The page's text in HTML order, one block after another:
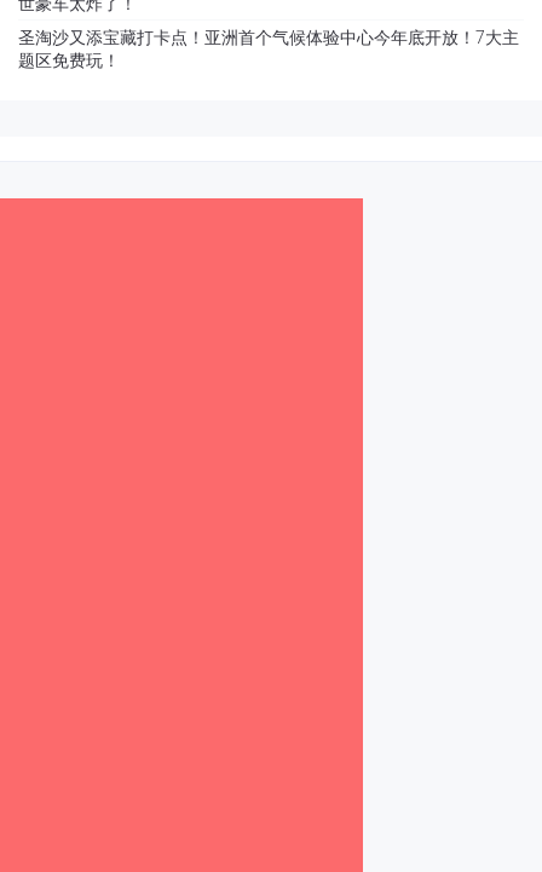
圣淘沙又添宝藏打卡点！亚洲首个气候体验中心今年底开放！7大主
题区免费玩！